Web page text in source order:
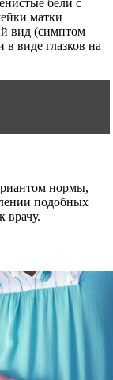
матки
вид (симптом
виде глазков на
нормы,
подобных
врачу.